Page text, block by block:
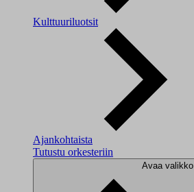
Kulttuuriluotsit
Ajankohtaista
Tutustu orkesteriin
Avaa valikko